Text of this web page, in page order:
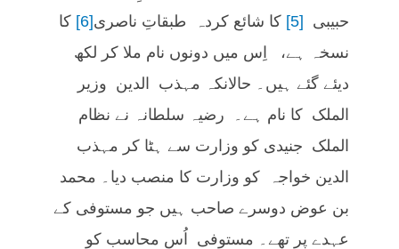
حبیبی [5] کا شائع کردہ طبقاتِ ناصری[6]
کا
نسخہ ہے، اِس میں دونوں نام ملا کر لکھ
دیئے گئے ہیں۔ حالانکہ مہذب الدین وزیر
الملک کا نام ہے۔ رضیہ سلطانہ نے نظام
الملک جنیدی کو وزارت سے ہٹا کر مہذب
الدین خواجہ کو وزارت کا منصب دیا۔ محمد
بن عوض دوسرے صاحب ہیں جو مستوفی کے
عہدے پر تھے۔ مستوفی اُس محاسب کو